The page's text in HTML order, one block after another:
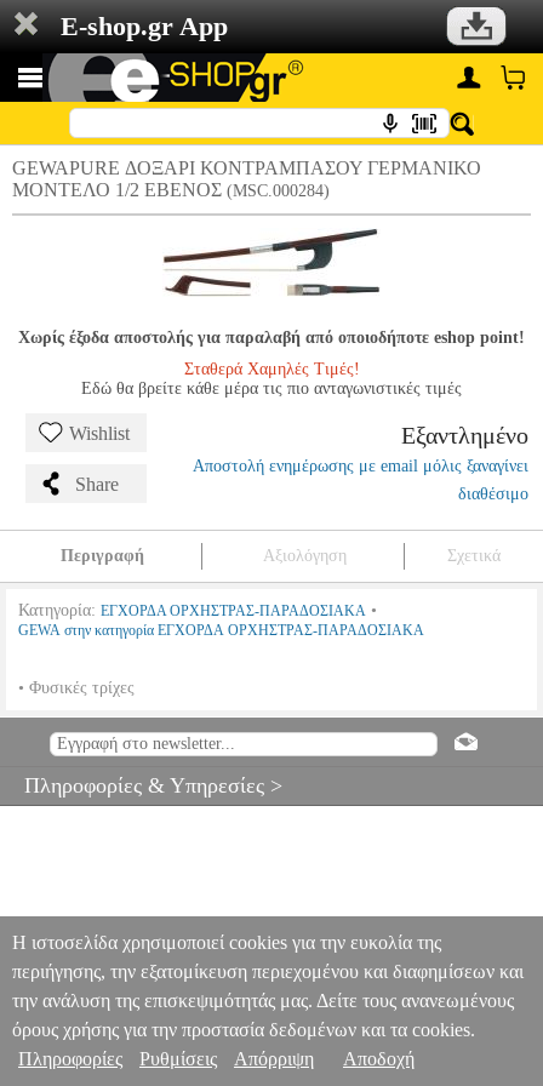
E-shop.gr App
GEWAPURE ΔΟΞΑΡΙ ΚΟΝΤΡΑΜΠΑΣΟΥ ΓΕΡΜΑΝΙΚΟ
ΜΟΝΤΕΛΟ 1/2 ΕΒΕΝΟΣ (MSC.000284)
Χωρίς έξοδα αποστολής για παραλαβή από οποιοδήποτε eshop point!
Σταθερά Χαμηλές Τιμές!
Εδώ θα βρείτε κάθε μέρα τις πιο ανταγωνιστικές τιμές
Wishlist
Share
Εξαντλημένο
Αποστολή ενημέρωσης με email μόλις ξαναγίνει
διαθέσιμο
Περιγραφή Αξιολόγηση Σχετικά
Κατηγορία: ΕΓΧΟΡΔΑ ΟΡΧΗΣΤΡΑΣ-ΠΑΡΑΔΟΣΙΑΚΑ •
GEWA στην κατηγορία ΕΓΧΟΡΔΑ ΟΡΧΗΣΤΡΑΣ-ΠΑΡΑΔΟΣΙΑΚΑ
• Φυσικές τρίχες
ΜΟΝΤΕΛΟ 1/2 ΕΒΕΝΟΣ
MSC.000284 GEWA
ΕΓΧΟΡΔΑ ΟΡΧΗΣΤΡΑΣ-ΠΑΡΑΔΟΣΙΑΚΑ
Πληροφορίες & Υπηρεσίες >
Η ιστοσελίδα χρησιμοποιεί cookies για την ευκολία της
περιήγησης, την εξατομίκευση περιεχομένου και διαφημίσεων και
την ανάλυση της επισκεψιμότητάς μας. Δείτε τους ανανεωμένους
όρους χρήσης για την προστασία δεδομένων και τα cookies.
Πληροφορίες
Ρυθμίσεις Απόρριψη Αποδοχή